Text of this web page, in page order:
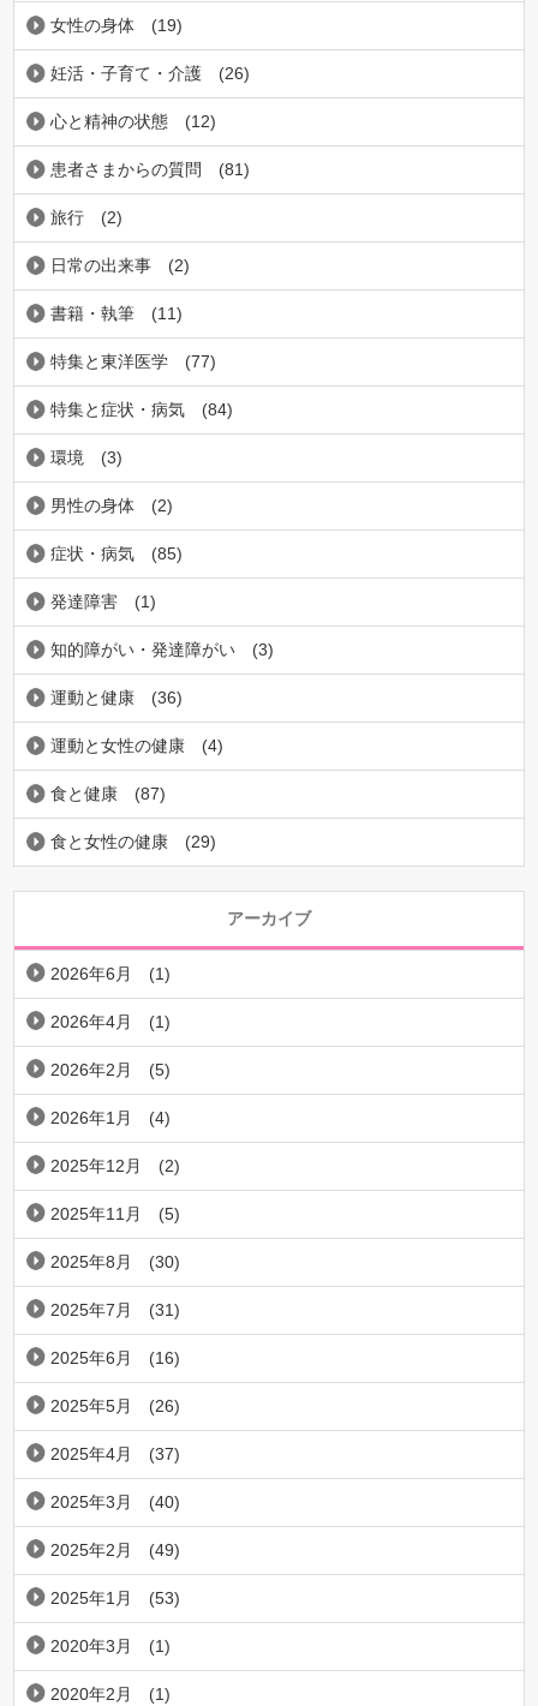
女性の身体 (19)
妊活・子育て・介護 (26)
心と精神の状態 (12)
患者さまからの質問 (81)
旅行 (2)
日常の出来事 (2)
書籍・執筆 (11)
特集と東洋医学 (77)
特集と症状・病気 (84)
環境 (3)
男性の身体 (2)
症状・病気 (85)
発達障害 (1)
知的障がい・発達障がい (3)
運動と健康 (36)
運動と女性の健康 (4)
食と健康 (87)
食と女性の健康 (29)
アーカイブ
2026年6月 (1)
2026年4月 (1)
2026年2月 (5)
2026年1月 (4)
2025年12月 (2)
2025年11月 (5)
2025年8月 (30)
2025年7月 (31)
2025年6月 (16)
2025年5月 (26)
2025年4月 (37)
2025年3月 (40)
2025年2月 (49)
2025年1月 (53)
2020年3月 (1)
2020年2月 (1)